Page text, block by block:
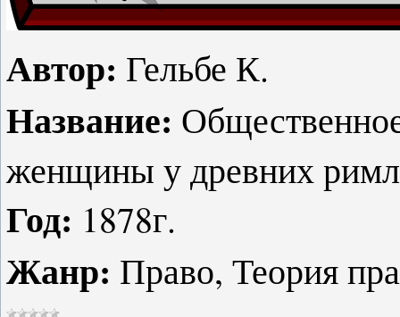
Автор: Гельбе К.
Название:
женщины у древних
Год: 1878г.
Жанр: Право, Теория